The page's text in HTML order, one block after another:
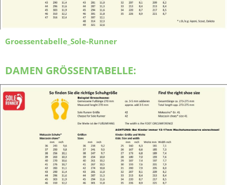
Groessentabelle_Sole-Runner
DAMEN GRÖSSENTABELLE: